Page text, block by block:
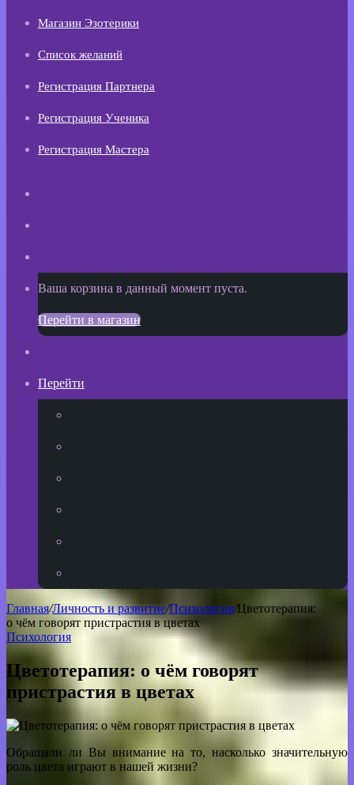
Магазин Эзотерики
Список желаний
Регистрация Партнера
Регистрация Ученика
Регистрация Мастера
Просмотреть
корзину
Ваша корзина в данный момент пуста.
Перейти в магазин
Перейти
Главная/Личность и развитие/Психология/Цветотерапия:
о чём говорят пристрастия в цветах
Психология
Цветотерапия: о чём говорят
пристрастия в цветах
Обращали ли Вы внимание на то, насколько значительную
роль цвета играют в нашей жизни?